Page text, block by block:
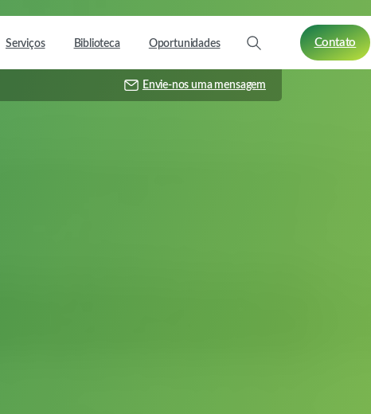
Serviços Biblioteca Oportunidades Contato
Envie-nos uma mensagem